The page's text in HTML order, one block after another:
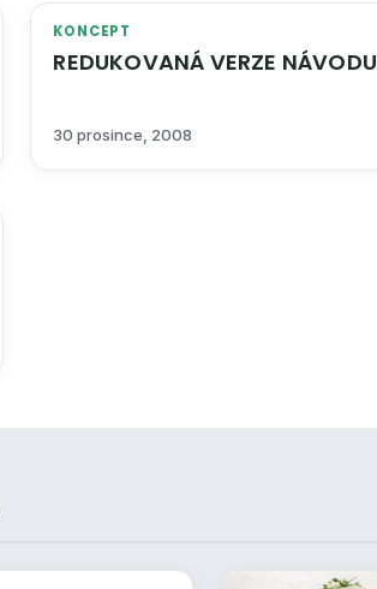
KONCEPT
REDUKOVANÁ VERZE NÁVODU
30 prosince, 2008